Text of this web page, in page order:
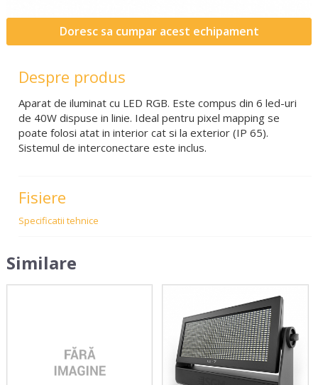
Doresc sa cumpar acest echipament
Despre produs
Aparat de iluminat cu LED RGB. Este compus din 6 led-uri
de 40W dispuse in linie. Ideal pentru pixel mapping se
poate folosi atat in interior cat si la exterior (IP 65).
Sistemul de interconectare este inclus.
Fisiere
Specificatii tehnice
Similare